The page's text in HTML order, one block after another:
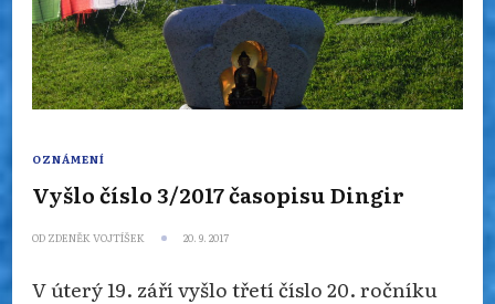
OZNÁMENÍ
Vyšlo číslo 3/2017 časopisu Dingir
OD ZDENĚK VOJTÍŠEK 20. 9. 2017
V úterý 19. září vyšlo třetí číslo 20. ročníku